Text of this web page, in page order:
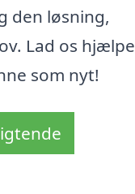
den løsning,
Lad os hjælpe
som nyt!